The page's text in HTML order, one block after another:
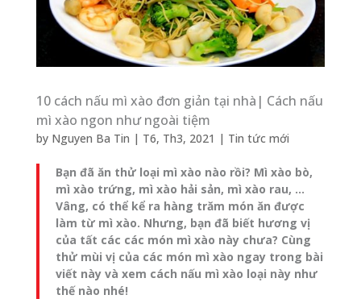
10 cách nấu mì xào đơn giản tại nhà| Cách nấu
mì xào ngon như ngoài tiệm
by Nguyen Ba Tin | T6, Th3, 2021 | Tin tức mới
Bạn đã ăn thử loại mì xào nào rồi? Mì xào bò,
mì xào trứng, mì xào hải sản, mì xào rau, …
Vâng, có thể kể ra hàng trăm món ăn được
làm từ mì xào. Nhưng, bạn đã biết hương vị
của tất các các món mì xào này chưa? Cùng
thử mùi vị của các món mì xào ngay trong bài
viết này và xem cách nấu mì xào loại này như
thế nào nhé!